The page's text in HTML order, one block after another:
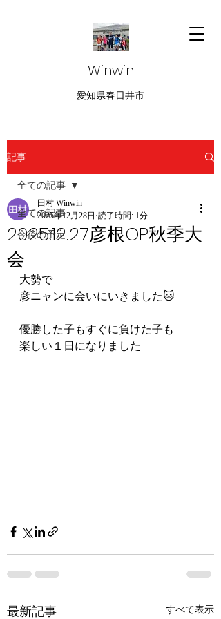
Winwin
愛知県春日井市
記事
全ての記事
今後の予定
全ての記事
2025.12.27彦根OP秋季大
会
田村 Winwin
2025年12月28日 読了時間: 1分
大勢で
彦ニャンに会いにいきました🐱
優勝した子もすぐに負けた子も
楽しい１日になりました
最新記事 すべて表示